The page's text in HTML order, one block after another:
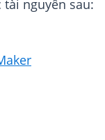
nguyên sau: